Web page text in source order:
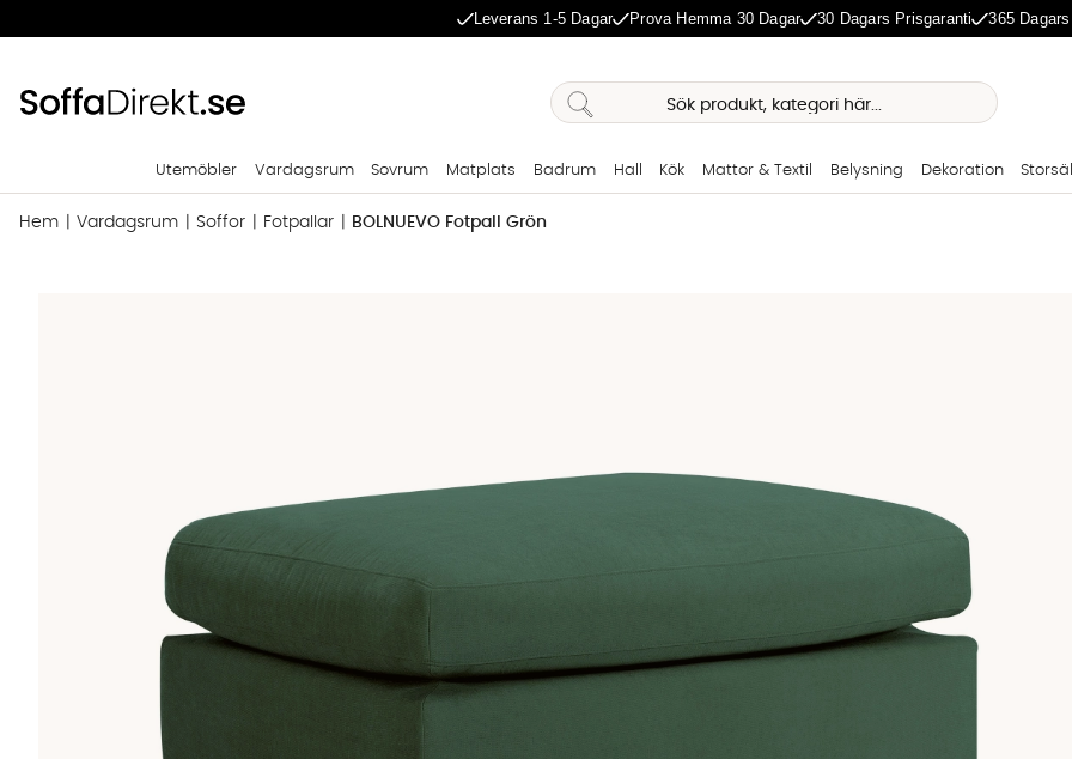
Leverans 1-5 Dagar Prova Hemma 30 Dagar 30 Dagars Prisgaranti 365
Utemöbler Vardagsrum Sovrum Matplats Badrum Hall Kök Mattor & Textil Belysning Dekoration
Hem Vardagsrum Soffor Fotpallar BOLNUEVO Fotpall Grön